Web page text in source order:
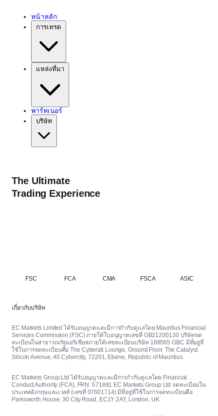
หน้าหลัก
การเทรด
แหล่งที่มา
พาร์ทเนอร์
บริษัท
The Ultimate
Trading Experience
FSC FCA CMA FSCA ASIC
เกี่ยวกับบริษัท
EC Markets Limited ได้รับอนุญาตและมีการกำกับดูแลโดย Mauritius Financial
Services Commission (FSC) ภายใต้ใบอนุญาตเลขที่ GB21200130 บริษัทจด
ทะเบียนในสาธารณรัฐมอริเชียสภายใต้เลขทะเบียนบริษัท 188565 GBC มีที่อยู่ที่
ใช้ในการจดทะเบียนคือ The Cyberati Lounge, Ground Floor, The Catalyst,
Silicon Avenue, 40 Cybercity, 72201, Ebene, Republic of Mauritius
EC Markets Group Ltd ได้รับอนุญาตและมีการกำกับดูแลโดย Financial
Conduct Authority (FCA), FRN: 571881 EC Markets Group Ltd จดทะเบียนใน
ประเทศอังกฤษและเวลส์ (เลขที่ 07601714) มีที่อยู่ที่ใช้ในการจดทะเบียนคือ
Parksworth House, 30 City Road, EC1Y 2AY, London, UK